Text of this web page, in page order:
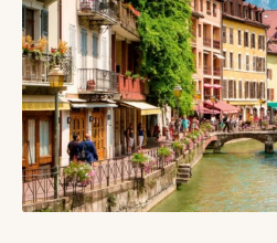
17/05/2026